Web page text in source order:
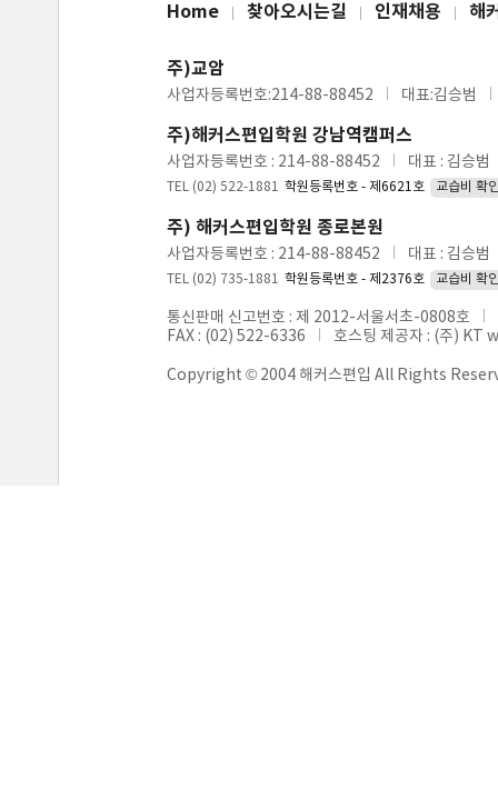
Home 찾아오시는길 인재채용 해
주)교암
사업자등록번호:214-88-88452 대표:김승범
주)해커스편입학원 강남역캠퍼스
사업자등록번호 : 214-88-88452 대표 : 김승범
TEL (02) 522-1881 학원등록번호 - 제6621호 교습비 확
주) 해커스편입학원 종로본원
사업자등록번호 : 214-88-88452 대표 : 김승범
TEL (02) 735-1881 학원등록번호 - 제2376호 교습비 확
통신판매 신고번호 : 제 2012-서울서초-0808호
FAX : (02) 522-6336
호스팅 제공자 : (주)
Copyright © 2004 해커스편입 All Rights